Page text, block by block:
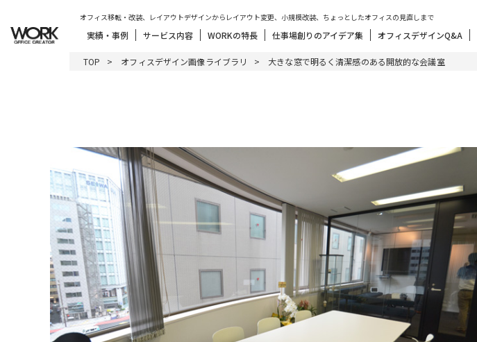
オフィス移転・改装、レイアウトデザインからレイアウト変更、小規模改装、ちょっとしたオフィスの見直しまで
実績・事例 サービス内容 WORKの特長 仕事場創りのアイデア集 オフィスデザインQ&A
TOP オフィスデザイン画像ライブラリ 大きな窓で明るく清潔感のある開放的な会議室